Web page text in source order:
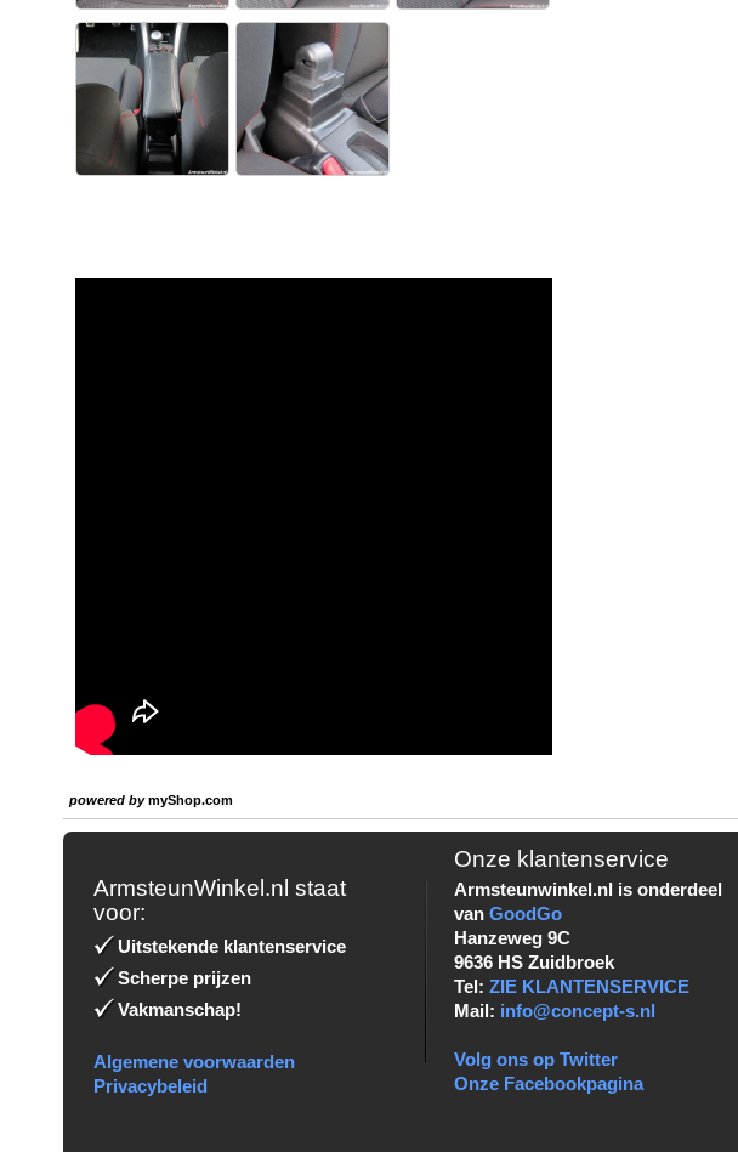
powered bymyShop.com
ArmsteunWinkel.nl staat
voor:
Uitstekende klantenservice
Scherpe prijzen
Vakmanschap!
Algemene voorwaarden
Privacybeleid
Onze klantenservice
Armsteunwinkel.nl is onderdeel
vanGoodGo
Hanzeweg 9C
9636 HS Zuidbroek
Tel:ZIE KLANTENSERVICE
Mail: info@concept-s.nl
Volg ons op Twitter
Onze Facebookpagina